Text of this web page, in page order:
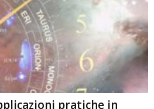
pratiche in